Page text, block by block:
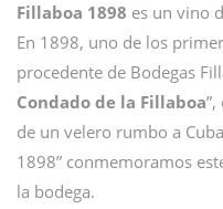
Fillaboa 1898 es un vino
En 1898, uno de los
procedente de Bodegas
Condado de la Fillaboa
de un velero rumbo a
1898” conmemoramos
la bodega.